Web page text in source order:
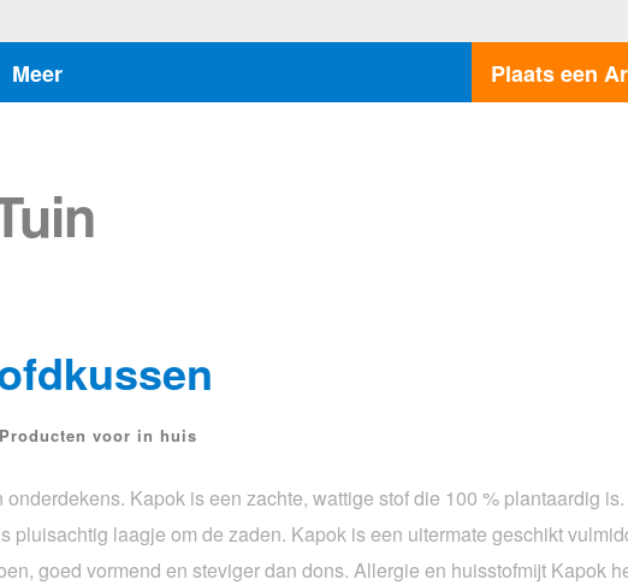
Meer Plaats een
Producten voor in huis
Kapok is een zachte, wattige stof die 100 % plantaardig
pluisachtig laagje om de zaden. Kapok is een uitermate geschikt
goed vormend en steviger dan dons. Allergie en huisstofmijt Kapok